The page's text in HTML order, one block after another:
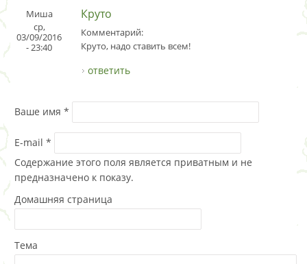
Миша
ср,
03/09/2016
- 23:40
Круто
Комментарий:
Круто, надо ставить всем!
ответить
Ваше имя *
E-mail *
Содержание этого поля является приватным и не
предназначено к показу.
Домашняя страница
Тема